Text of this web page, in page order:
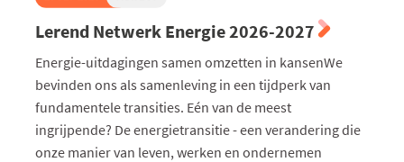
Lerend Netwerk Energie 2026-2027
Energie-uitdagingen samen omzetten in kansenWe
bevinden ons als samenleving in een tijdperk van
fundamentele transities. Eén van de meest
ingrijpende? De energietransitie - een verandering die
onze manier van leven, werken en ondernemen